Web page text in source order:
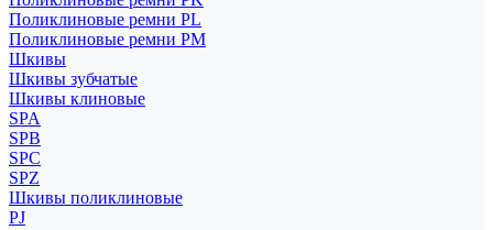
Поликлиновые ремни PL
Поликлиновые ремни PM
Шкивы
Шкивы зубчатые
Шкивы клиновые
SPA
SPB
SPC
SPZ
Шкивы поликлиновые
PJ